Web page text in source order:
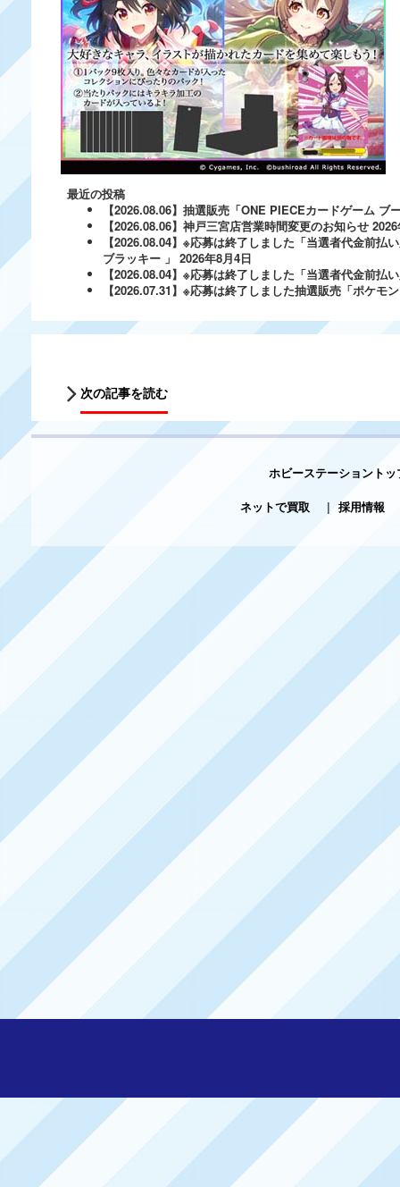
最近の投稿
【2026.08.06】抽選販売「ONE PIECEカードゲーム ブ
【2026.08.06】神戸三宮店営業時間変更のお知らせ
【2026.08.04】※応募は終了しました「当選者代金前
ブラッキー 」 2026年8月4日
【2026.08.04】※応募は終了しました「当選者代金前
【2026.07.31】※応募は終了しました抽選販売「ポケ
次の記事を読む
ホビーステーショントッ
ネットで買取
| 採用情報